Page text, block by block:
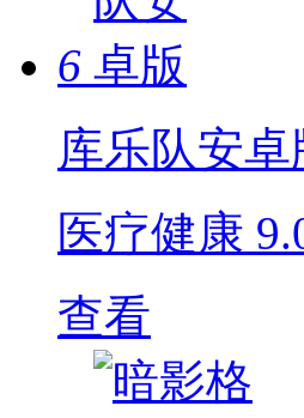
6
库乐队安卓
医疗健康
查看